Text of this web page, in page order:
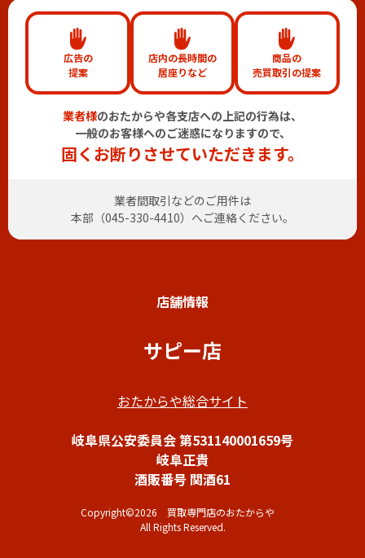
広告の
提案
店内の長時間の
居座りなど
商品の
売買取引の提案
業者様のおたからや各支店への上記の行為は、
一般のお客様へのご迷惑になりますので、
固くお断りさせていただきます。
業者間取引などのご用件は
本部（045-330-4410）へご連絡ください。
店舗情報
サピー店
おたからや総合サイト
岐阜県公安委員会 第531140001659号
岐阜正貴
酒販番号 関酒61
Copyright©2026 買取専門店のおたからや
All Rights Reserved.